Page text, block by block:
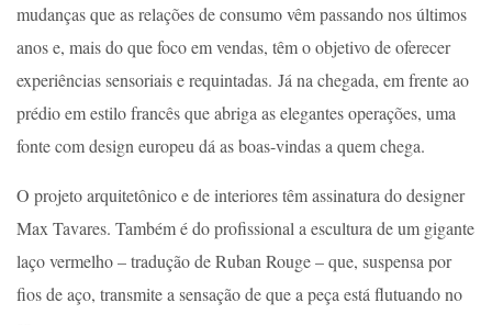
mudanças que as relações de consumo vêm passando nos últimos
anos e, mais do que foco em vendas, têm o objetivo de oferecer
experiências sensoriais e requintadas. Já na chegada, em frente ao
prédio em estilo francês que abriga as elegantes operações, uma
fonte com design europeu dá as boas-vindas a quem chega.
O projeto arquitetônico e de interiores têm assinatura do designer
Max Tavares. Também é do profissional a escultura de um gigante
laço vermelho – tradução de Ruban Rouge – que, suspensa por
fios de aço, transmite a sensação de que a peça está flutuando no